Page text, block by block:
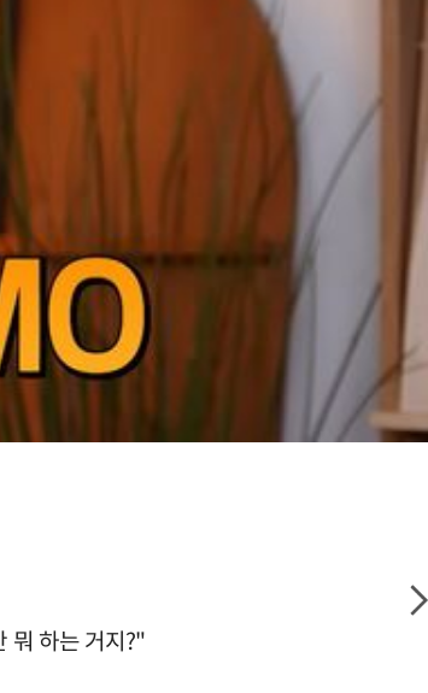
뭐 하는 거지?"